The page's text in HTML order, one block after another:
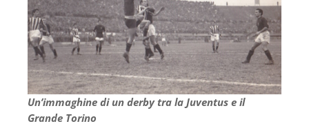
Un’immaghine di un derby tra la Juventus e il
Grande Torino